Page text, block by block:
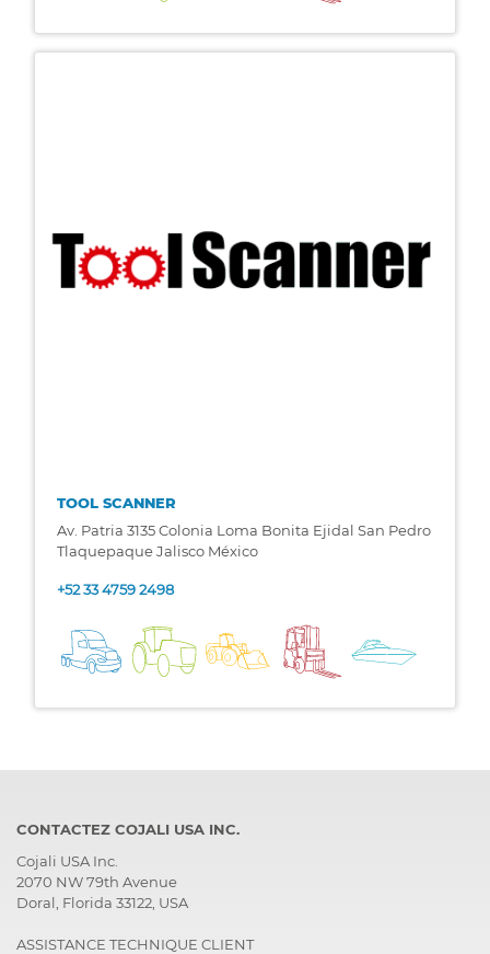
TOOL SCANNER
Av. Patria 3135 Colonia Loma Bonita Ejidal San Pedro
Tlaquepaque Jalisco México
+52 33 4759 2498
CONTACTEZ COJALI USA INC.
Cojali USA Inc.
2070 NW 79th Avenue
Doral, Florida 33122, USA
ASSISTANCE TECHNIQUE CLIENT